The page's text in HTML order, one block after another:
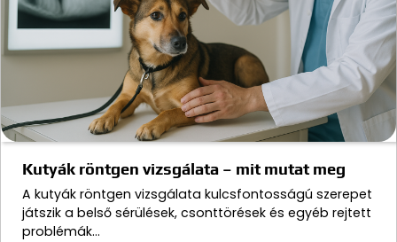
Kutyák röntgen vizsgálata – mit mutat meg
A kutyák röntgen vizsgálata kulcsfontosságú szerepet
játszik a belső sérülések, csonttörések és egyéb rejtett
problémák…